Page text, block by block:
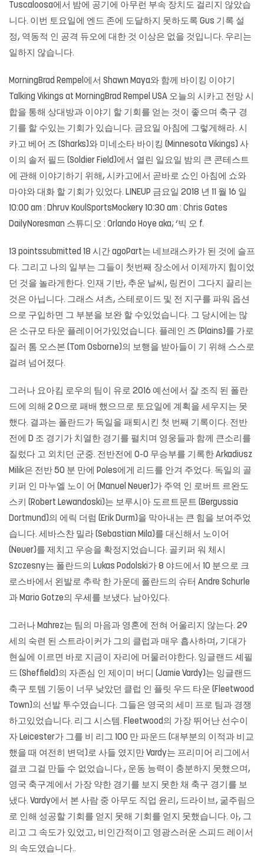
Tuscaloosa에서 밤에 공기에 아무런 부속 장치도 걸리지 않았습
니다. 이번 토요일에 엔드 존에 도달하지 못하도록 Gus 기록 설
정, 역동적 인 공격 듀오에 대한 것 이상은 없을 것입니다. 우리는
일하지 않습니다.
MorningBrad Rempel에서 Shawn Maya와 함께 바이킹 이야기
Talking Vikings at MorningBrad Rempel USA 오늘의 시카고 전망 시
합을 통해 상대방과 이야기 할 기회를 얻는 것이 좋으며 축구 경
기를 할 수있는 기회가 있습니다. 금요일 아침에 그렇게해라. 시
카고 베어 즈 (Sharks)와 미네소타 바이킹 (Minnesota Vikings) 사
이의 솔저 필드 (Soldier Field)에서 열린 일요일 밤의 큰 콘테스트
에 관해 이야기하기 위해, 시카고에서 곧바로 쇼인 아침에 쇼와
마야와 대화 할 기회가 있었다. LINEUP 금요일 2018 년 11 월 16 일
10:00 am : Dhruv KoulSportsMockery 10:30 am : Chris Gates
DailyNoresman 스튜디오 : Orlando Hoye aka; ‘빅 오 f.
13 pointssubmitted 18 시간 agoPart는 네브래스카가 된 것에 슬프
다. 그리고 나의 일부는 그들이 첫번째 장소에서 이제까지 힘이었
던 것을 놀라게한다. 인재 기반, 추운 날씨, 링컨이 그다지 끌리는
것은 아닙니다. 그래스 셔츠, 스테로이드 및 전 지구를 파워 옵션
으로 구입하면 그 부분을 보완 할 수있었습니다. 그 당시에는 많
은 소규모 타운 플레이어가있었습니다. 플레인 즈 (Plains)를 가로
질러 톰 오스본 (Tom Osborne)의 보행을 받아들이 기 위해 스스로
걸려 넘어졌다.
그러나 요아킴 로우의 팀이 유로 2016 예선에서 잘 조직 된 폴란
드에 의해 2 0으로 패배 했으므로 토요일에 계획을 세우지는 못
했다. 결과는 폴란드가 독일을 패퇴시킨 첫 번째 기록이다. 전반
전에 D 조 경기가 치열한 경기를 펼치며 영웅들과 함께 큰소리를
질렀다 고 외치던 군중. 전반전에 0-0 무승부를 기록한 Arkadiusz
Milik은 전반 50 분 만에 Poles에게 리드를 안겨 주었다. 독일의 골
키퍼 인 마누엘 노이 어 (Manuel Neuer)가 주역 인 로버트 르완도
스키 (Robert Lewandoski)는 보루시아 도르트문트 (Bergussia
Dortmund)의 에릭 더럼 (Erik Durm)을 막아내는 큰 힘을 보여주었
습니다. 세바스찬 밀라 (Sebastian Mila)를 대신해서 노이어
(Neuer)를 제치고 우승을 확정지었습니다. 골키퍼 워 체시
Szczesny는 폴란드의 Lukas Podolski가 8 야드에서 10 분으로 크
로스바에서 왼발로 추락 한 가운데 폴란드의 슈터 Andre Schurle
과 Mario Gotze의 우세를 보냈다. 남아있다.
그러나 Mahrez는 팀의 마음과 영혼에 전혀 어울리지 않는다. 29
세의 숙련 된 스트라이커가 그의 클럽과 매우 흡사하며, 기대가
현실에 이르면 바로 지금이 자리에 머물러야한다. 잉글랜드 셰필
드 (Sheffield)의 자존심 인 제이미 버디 (Jamie Vardy)는 잉글랜드
축구 토템 기둥이 너무 낮았던 클럽 인 플릿 우드 타운 (Fleetwood
Town)의 선발 투수였습니다. 그들은 영국의 세미 프로 팀과 경쟁
하고있었습니다. 리그 시스템. Fleetwood의 가장 뛰어난 선수이
자 Leicester가 그를 비 리그 100 만 파운드 (대부분의 이적과 비교
했을 때 여전히 변덕)로 사들 였지만 Vardy는 프리미어 리그에서
결코 그걸 만들 수 없었습니다., 운동 능력이 충분하지 못했으며,
영국 축구계에서 가장 약한 경기를 보지 못한 채 축구 경기를 보
냈다. Vardy에서 본 사람 중 아무도 직업 윤리, 드라이브, 굶주림으
로 인해 성공할 기회를 얻지 못해 기회를 얻지 못했습니다. 아, 그
리고 그 속도가 있었고, 비인간적이고 영광스러운 스피드 레이서
의 속도였습니다..